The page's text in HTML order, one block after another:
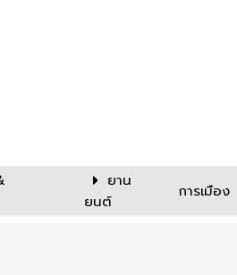
ยาน
ยนต์
การเมือง